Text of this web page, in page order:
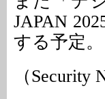
JAPAN
する予定。
（Security